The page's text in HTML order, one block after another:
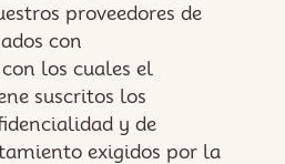
proveedores de
con
los cuales el
suscritos los
y de
exigidos por la